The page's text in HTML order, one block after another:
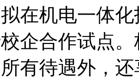
在机电一体
企合作试点
所有待遇外，